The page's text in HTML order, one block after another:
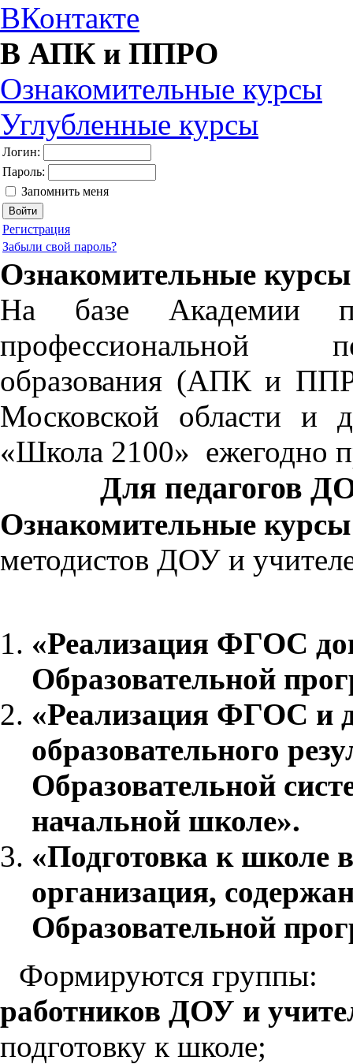
ВКонтакте
В АПК и ППРО
Ознакомительные курсы
Углубленные курсы
Логин:
Пароль:
Запомнить меня
Регистрация
Забыли свой пароль?
Ознакомительные
На базе Академии
профессиональной
образования (АПК и
Московской области и
«Школа 2100» ежегодно
Для педагогов
Ознакомительные
методистов ДОУ и
«Реализация ФГОС
Образовательной
«Реализация ФГОС и
образовательного
Образовательной
начальной школе».
«Подготовка к
организация,
Образовательной
Формируются группы:
работников ДОУ и
подготовку к школе;